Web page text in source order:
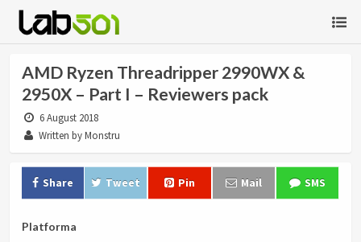
AMD Ryzen Threadripper 2990WX &
2950X – Part I – Reviewers pack
6 August 2018
Written by Monstru
Share Tweet Pin Mail SMS
Platforma